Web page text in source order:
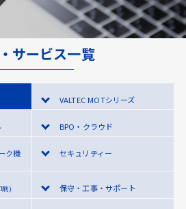
サービス一覧
VALTEC MOTシリーズ
BPO・クラウド
ク機 セキュリティー
刷) 保守・工事・サポート